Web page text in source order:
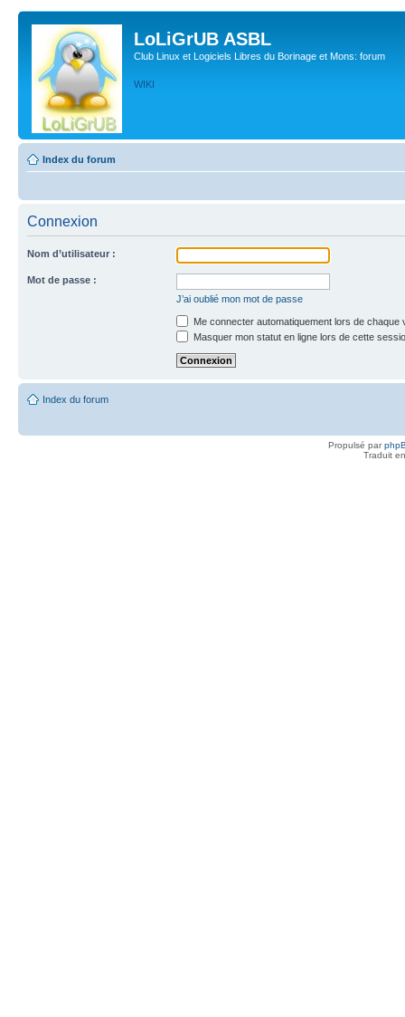
LoLiGrUB ASBL
Club Linux et Logiciels Libres du Borinage et Mons: forum
WIKI
Index du forum
Connexion
Nom d’utilisateur :
Mot de passe :
J’ai oublié mon mot de passe
Me connecter automatiquement lors de chaque
Masquer mon statut en ligne lors de cette
Index du forum
Propulsé par
Traduit